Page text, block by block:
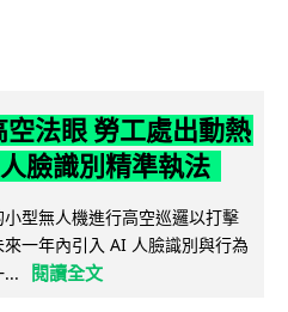
法眼 勞工處出動熱
臉識別精準執法
型無人機進行高空巡邏以打擊
一年內引入 AI 人臉識別與行為
...
閱讀全文